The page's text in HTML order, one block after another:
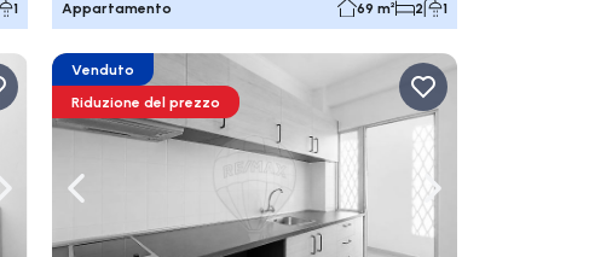
1 Appartamento 69 m² 2 1
Naviga a destraNaviga a sinistra Naviga a destra
Venduto
Riduzione del prezzo